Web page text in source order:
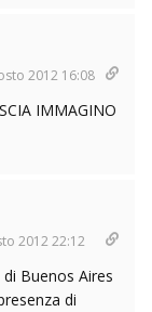
2012 16:08
IMMAGINO
2012 22:12
Buenos Aires
di